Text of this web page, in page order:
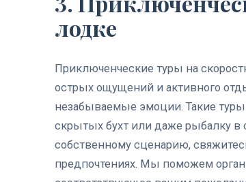
лодке
Приключенческие туры на
острых ощущений и активного
незабываемые эмоции. Такие
скрытых бухт или даже рыбалку в
собственному сценарию,
предпочтениях. Мы поможем